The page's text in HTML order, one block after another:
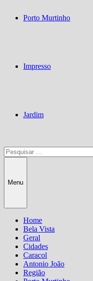
Porto Murtinho
Impresso
Jardim
Pesquisar
por:
Menu
Home
Bela Vista
Geral
Cidades
Caracol
Antonio João
Região